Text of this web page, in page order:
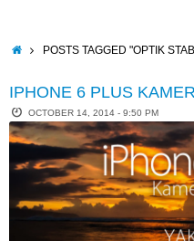
contentHOMEPOSTS TAGGED "OPTIK
IPHONE 6 PLUS
OCTOBER 14, 2014 - 9:50 PM